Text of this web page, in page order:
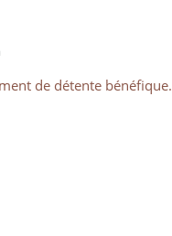
de détente bénéfique.